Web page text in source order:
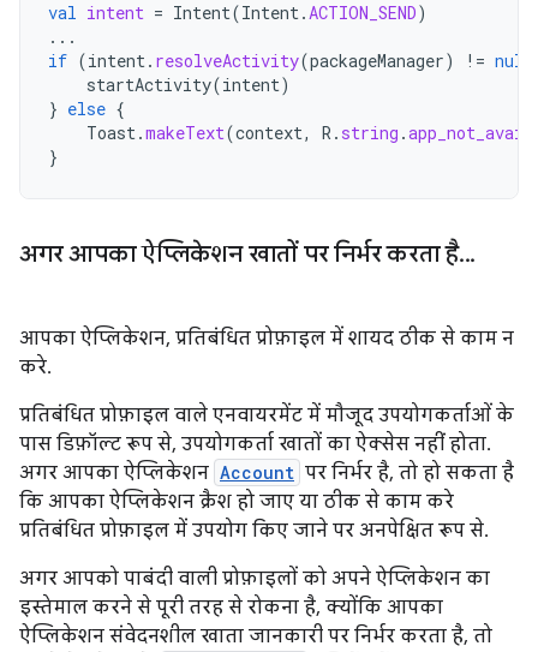
val intent = Intent(Intent.ACTION_SEND)
...
if (intent. resolveActivity(packageManager) != null
startActivity(intent)
} else {
Toast.makeText(context, R . string .
}
अगर आपका ऐप्लिकेशन खातों पर निर्भर करता है...
आपका ऐप्लिकेशन, प्रतिबंधित प्रोफ़ाइल में शायद ठीक से काम न
करे.
प्रतिबंधित प्रोफ़ाइल वाले एनवायरमेंट में मौजूद उपयोगकर्ताओं के
पास डिफ़ॉल्ट रूप से, उपयोगकर्ता खातों का ऐक्सेस नहीं होता.
अगर आपका ऐप्लिकेशन Account पर निर्भर है, तो हो सकता है
कि आपका ऐप्लिकेशन क्रैश हो जाए या ठीक से काम करे
प्रतिबंधित प्रोफ़ाइल में उपयोग किए जाने पर अनपेक्षित रूप से.
अगर आपको पाबंदी वाली प्रोफ़ाइलों को अपने ऐप्लिकेशन का
इस्तेमाल करने से पूरी तरह से रोकना है, क्योंकि आपका
ऐप्लिकेशन संवेदनशील खाता जानकारी पर निर्भर करता है, तो